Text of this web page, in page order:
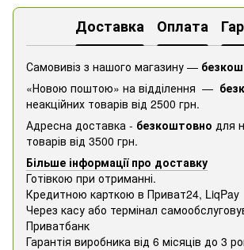
Доставка Оплата
Самовивіз з нашого магазину —
«Новою поштою» на відділення —
неакційних товарів від 2500 грн.
Адресна доставка - безкоштовно для
товарів від 3500 грн.
Більше інформації про доставку
Готівкою при отриманні.
Кредитною карткою в Приват24, ​​LiqPay
Через касу або термінал
Приватбанк
Гарантія виробника від 6 місяців до 3